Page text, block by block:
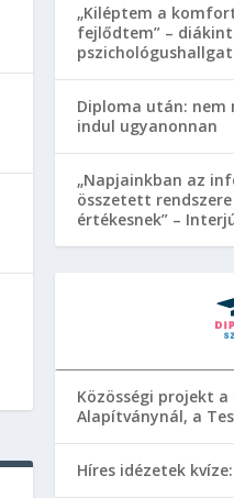
„Kiléptem a
fejlődtem” –
Diploma után: nem
indul ugyanonnan
„Napjainkban az
összetett
értékesnek” –
Közösségi projekt
Alapítványnál, a
Híres idézetek